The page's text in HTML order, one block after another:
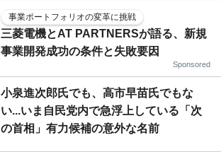
事業ポートフォリオの変革に挑戦
三菱電機とAT PARTNERSが語る、新規
事業開発成功の条件と失敗要因
Sponsored
小泉進次郎氏でも、高市早苗氏でもな
い...いま自民党内で急浮上している「次
の首相」有力候補の意外な名前